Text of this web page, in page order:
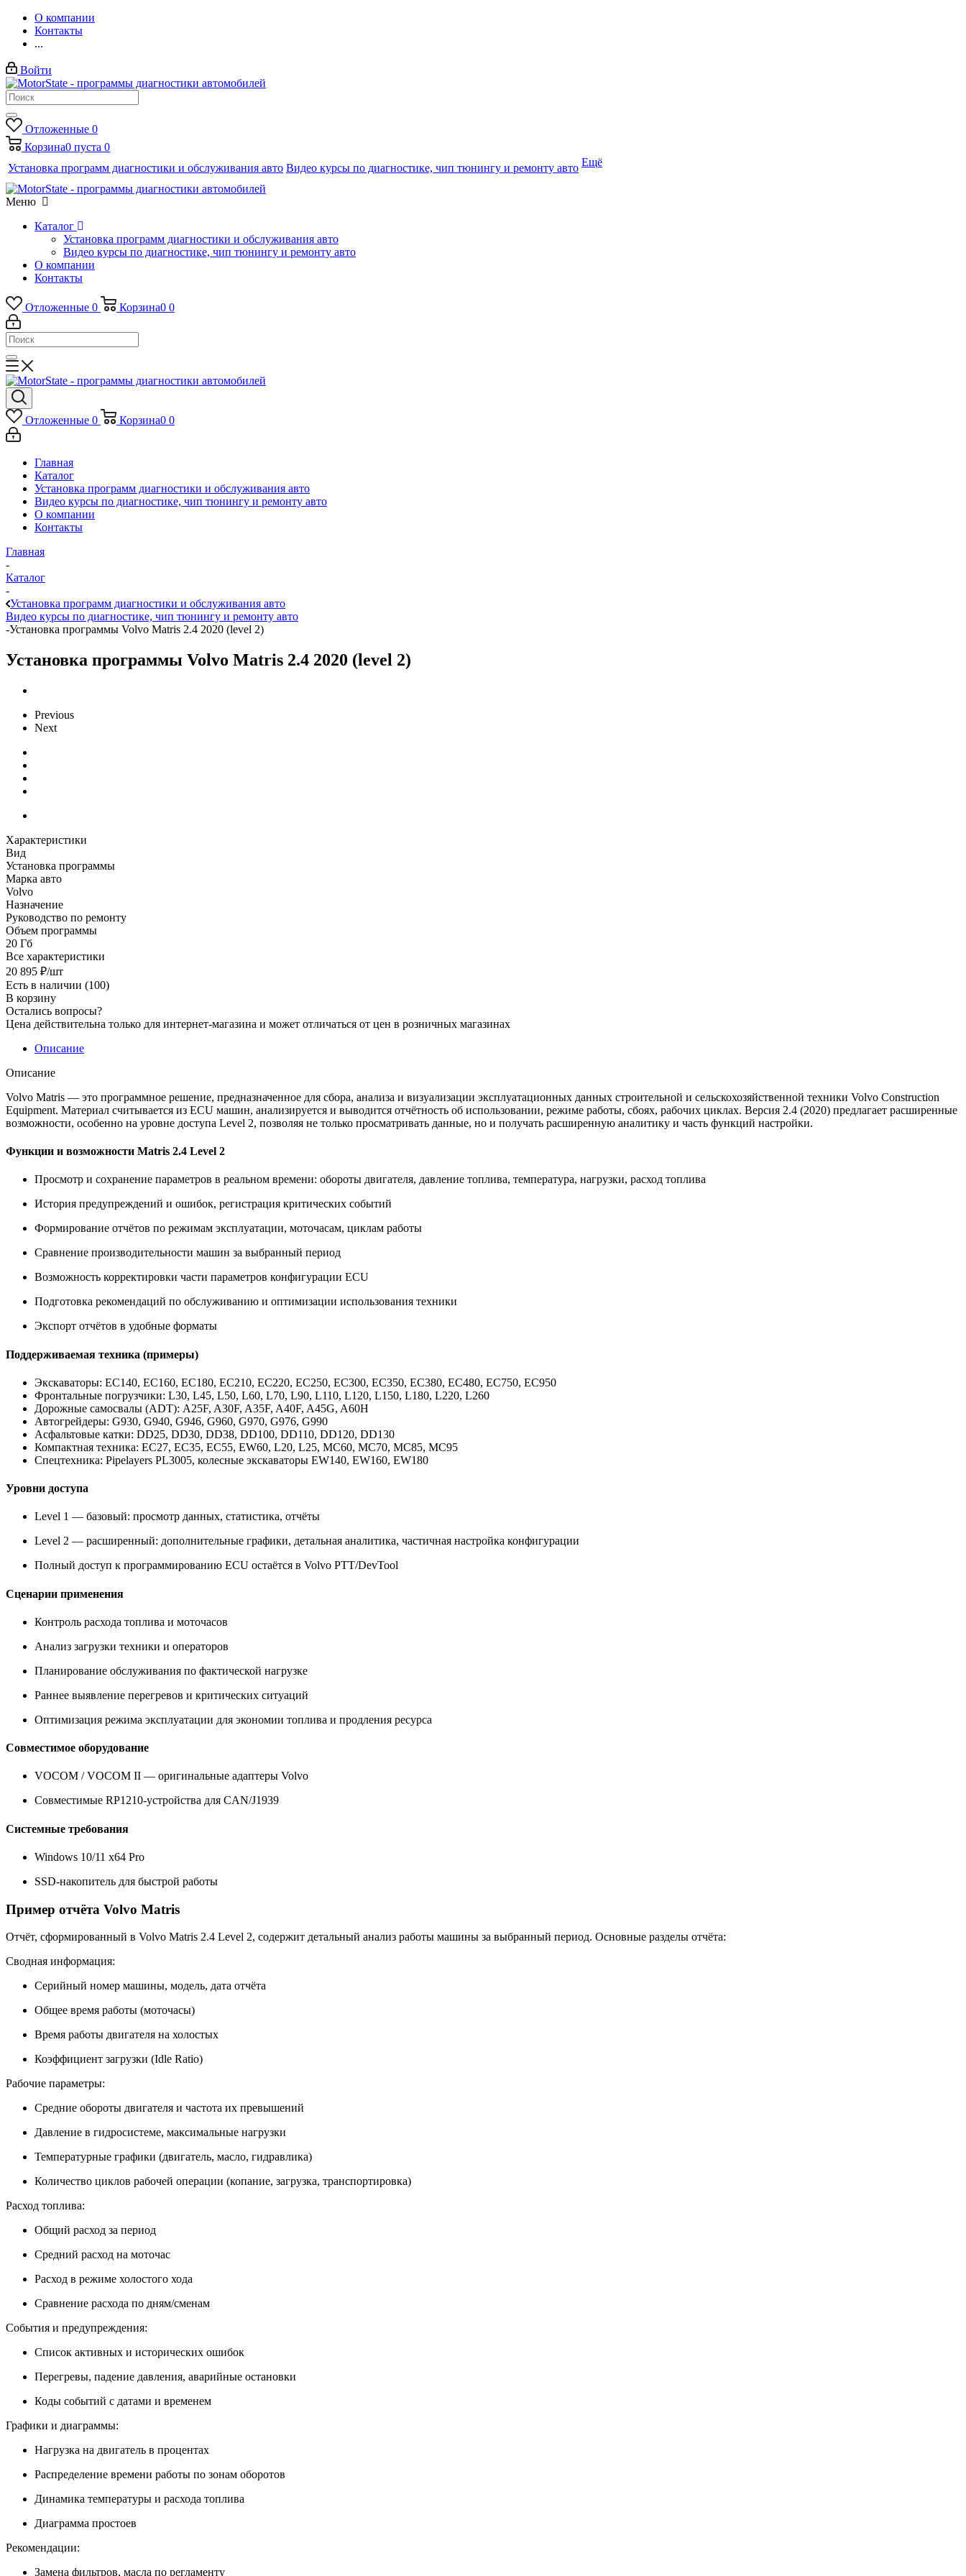
О компании
Контакты
...
Войти
Отложенные 0
Корзина0 пуста 0
Установка программ диагностики и обслуживания авто Видео курсы по диагностике, чип тюнингу и ремонту авто Ещё
Меню
Каталог
Установка программ диагностики и обслуживания авто
Видео курсы по диагностике, чип тюнингу и ремонту авто
О компании
Контакты
Отложенные 0 Корзина0 0
Отложенные 0 Корзина0 0
Главная
Каталог
Установка программ диагностики и обслуживания авто
Видео курсы по диагностике, чип тюнингу и ремонту авто
О компании
Контакты
Главная
-
Каталог
-
Установка программ диагностики и обслуживания авто
Видео курсы по диагностике, чип тюнингу и ремонту авто
-Установка программы Volvo Matris 2.4 2020 (level 2)
Установка программы Volvo Matris 2.4 2020 (level 2)
Previous
Next
Характеристики
Вид
Установка программы
Марка авто
Volvo
Назначение
Руководство по ремонту
Объем программы
20 Гб
Все характеристики
20 895 ₽/шт
Есть в наличии (100)
В корзину
Остались вопросы?
Цена действительна только для интернет-магазина и может отличаться от цен в розничных магазинах
Описание
Описание
Volvo Matris — это программное решение, предназначенное для сбора, анализа и визуализации эксплуатационных данных строительной и сельскохозяйственной техники Volvo Construction
Equipment. Материал считывается из ECU машин, анализируется и выводится отчётность об использовании, режиме работы, сбоях, рабочих циклах. Версия 2.4 (2020) предлагает расширенные
возможности, особенно на уровне доступа Level 2, позволяя не только просматривать данные, но и получать расширенную аналитику и часть функций настройки.
Функции и возможности Matris 2.4 Level 2
Просмотр и сохранение параметров в реальном времени: обороты двигателя, давление топлива, температура, нагрузки, расход топлива
История предупреждений и ошибок, регистрация критических событий
Формирование отчётов по режимам эксплуатации, моточасам, циклам работы
Сравнение производительности машин за выбранный период
Возможность корректировки части параметров конфигурации ECU
Подготовка рекомендаций по обслуживанию и оптимизации использования техники
Экспорт отчётов в удобные форматы
Поддерживаемая техника (примеры)
Экскаваторы: EC140, EC160, EC180, EC210, EC220, EC250, EC300, EC350, EC380, EC480, EC750, EC950
Фронтальные погрузчики: L30, L45, L50, L60, L70, L90, L110, L120, L150, L180, L220, L260
Дорожные самосвалы (ADT): A25F, A30F, A35F, A40F, A45G, A60H
Автогрейдеры: G930, G940, G946, G960, G970, G976, G990
Асфальтовые катки: DD25, DD30, DD38, DD100, DD110, DD120, DD130
Компактная техника: EC27, EC35, EC55, EW60, L20, L25, MC60, MC70, MC85, MC95
Спецтехника: Pipelayers PL3005, колесные экскаваторы EW140, EW160, EW180
Уровни доступа
Level 1 — базовый: просмотр данных, статистика, отчёты
Level 2 — расширенный: дополнительные графики, детальная аналитика, частичная настройка конфигурации
Полный доступ к программированию ECU остаётся в Volvo PTT/DevTool
Сценарии применения
Контроль расхода топлива и моточасов
Анализ загрузки техники и операторов
Планирование обслуживания по фактической нагрузке
Раннее выявление перегревов и критических ситуаций
Оптимизация режима эксплуатации для экономии топлива и продления ресурса
Совместимое оборудование
VOCOM / VOCOM II — оригинальные адаптеры Volvo
Совместимые RP1210-устройства для CAN/J1939
Системные требования
Windows 10/11 x64 Pro
SSD-накопитель для быстрой работы
Пример отчёта Volvo Matris
Отчёт, сформированный в Volvo Matris 2.4 Level 2, содержит детальный анализ работы машины за выбранный период. Основные разделы отчёта:
Сводная информация:
Серийный номер машины, модель, дата отчёта
Общее время работы (моточасы)
Время работы двигателя на холостых
Коэффициент загрузки (Idle Ratio)
Рабочие параметры:
Средние обороты двигателя и частота их превышений
Давление в гидросистеме, максимальные нагрузки
Температурные графики (двигатель, масло, гидравлика)
Количество циклов рабочей операции (копание, загрузка, транспортировка)
Расход топлива:
Общий расход за период
Средний расход на моточас
Расход в режиме холостого хода
Сравнение расхода по дням/сменам
События и предупреждения:
Список активных и исторических ошибок
Перегревы, падение давления, аварийные остановки
Коды событий с датами и временем
Графики и диаграммы:
Нагрузка на двигатель в процентах
Распределение времени работы по зонам оборотов
Динамика температуры и расхода топлива
Диаграмма простоев
Рекомендации:
Замена фильтров, масла по регламенту